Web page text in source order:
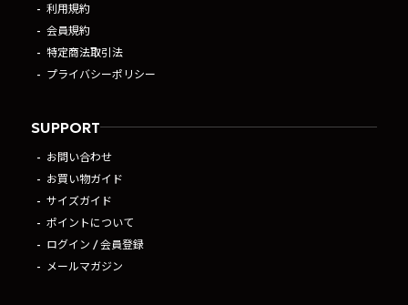
利用規約
会員規約
特定商法取引法
プライバシーポリシー
SUPPORT
お問い合わせ
お買い物ガイド
サイズガイド
ポイントについて
ログイン / 会員登録
メールマガジン